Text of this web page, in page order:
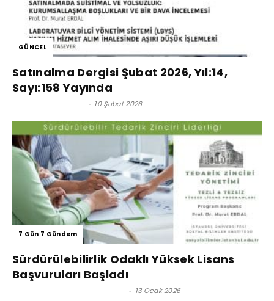
GÜNCEL
Satınalma Dergisi Şubat 2026, Yıl:14,
Sayı:158 Yayında
- 10 Şubat 2026
7 Gün 7 Gündem
Sürdürülebilirlik Odaklı Yüksek Lisans
Başvuruları Başladı
- 13 Ocak 2026